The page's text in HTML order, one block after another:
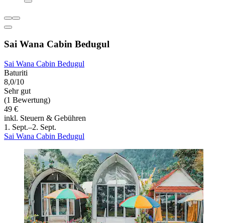
Sai Wana Cabin Bedugul
Sai Wana Cabin Bedugul
Baturiti
8,0/10
Sehr gut
(1 Bewertung)
49 €
inkl. Steuern & Gebühren
1. Sept.–2. Sept.
Sai Wana Cabin Bedugul